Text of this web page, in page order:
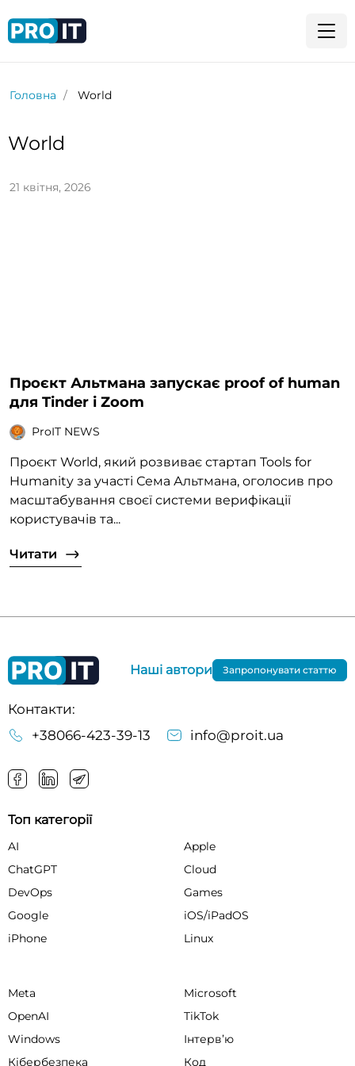
Головна World
World
21 квітня, 2026
Проєкт Альтмана запускає proof of human
для Tinder і Zoom
ProIT NEWS
Проєкт World, який розвиває стартап Tools for
Humanity за участі Сема Альтмана, оголосив про
масштабування своєї системи верифікації
користувачів та...
Читати
Контакти:
+38066-423-39-13
info@proit.ua
Наші автори Запропонувати статтю
Топ категорії
AI
Apple
ChatGPT
Cloud
DevOps
Games
Google
iOS/iPadOS
iPhone
Linux
Meta
Microsoft
OpenAI
TikTok
Windows
Інтервʼю
Кібербезпека
Код